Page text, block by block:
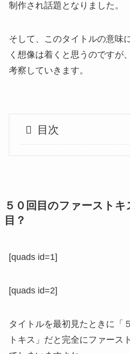
制作され話題となりました。
そして、このタイトルの意味
く想像は着くと思うのですが
考察していきます。
目次
５０回目のファーストキ
目？
[quads id=1]
[quads id=2]
タイトルを最初見たときに「
トキス」だと完全にファース